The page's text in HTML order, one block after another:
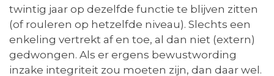
twintig jaar op dezelfde functie te blijven zitten
(of rouleren op hetzelfde niveau). Slechts een
enkeling vertrekt af en toe, al dan niet (extern)
gedwongen. Als er ergens bewustwording
inzake integriteit zou moeten zijn, dan daar wel.